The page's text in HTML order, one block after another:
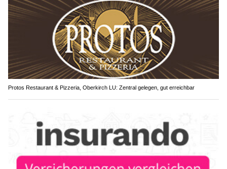
Protos Restaurant & Pizzeria, Oberkirch LU: Zentral gelegen, gut erreichbar